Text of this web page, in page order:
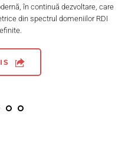
în continuă dezvoltare, care
din spectrul domeniilor RDI